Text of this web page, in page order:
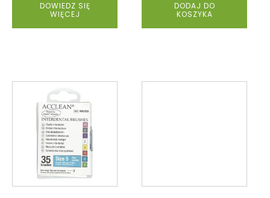
DOWIEDZ SIĘ
WIĘCEJ
DODAJ DO
KOSZYKA